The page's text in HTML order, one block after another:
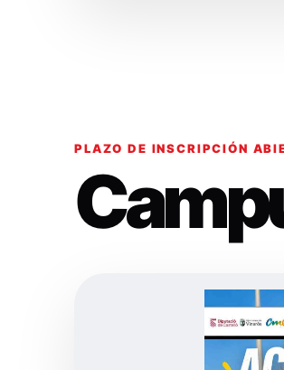
PLAZO DE INSCRIPCIÓN